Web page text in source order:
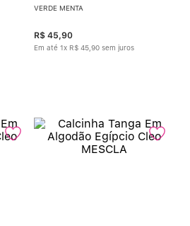
VERDE MENTA
R$ 45,90
Em até 1x R$ 45 90 sem juros